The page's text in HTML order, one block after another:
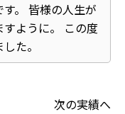
。 皆様の人生が
ように。 この度
た。
次の実績へ